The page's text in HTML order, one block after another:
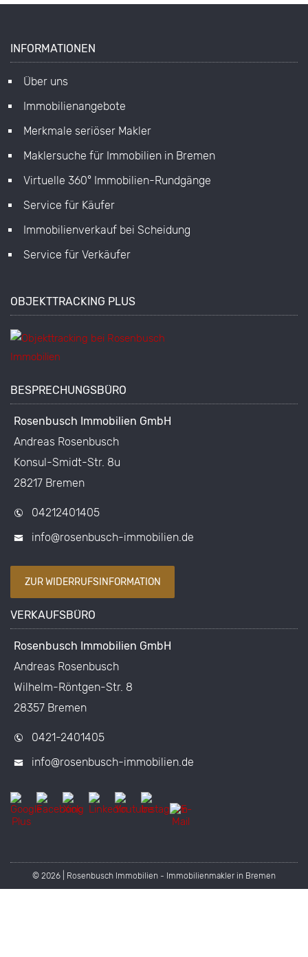
INFORMATIONEN
Über uns
Immobilienangebote
Merkmale seriöser Makler
Maklersuche für Immobilien in Bremen
Virtuelle 360° Immobilien-Rundgänge
Service für Käufer
Immobilienverkauf bei Scheidung
Service für Verkäufer
OBJEKTTRACKING PLUS
BESPRECHUNGSBÜRO
Rosenbusch Immobilien GmbH
Andreas Rosenbusch
Konsul-Smidt-Str. 8u
28217 Bremen
04212401405
info@rosenbusch-immobilien.de
ZUR WIDERRUFSINFORMATION
VERKAUFSBÜRO
Rosenbusch Immobilien GmbH
Andreas Rosenbusch
Wilhelm-Röntgen-Str. 8
28357 Bremen
0421-2401405
info@rosenbusch-immobilien.de
© 2026 | Rosenbusch Immobilien - Immobilienmakler in Bremen